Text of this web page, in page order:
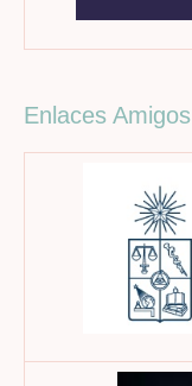
Enlaces Amigos